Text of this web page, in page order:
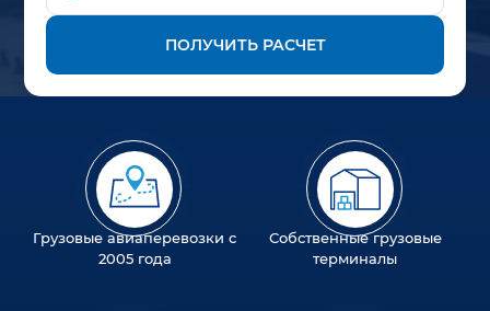
ПОЛУЧИТЬ РАСЧЕТ
Грузовые авиаперевозки с
2005 года
Собственные грузовые
терминалы